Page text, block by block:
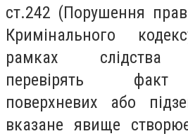
ст.242 (Порушення
Кримінального
рамках слідства
перевірять факт
поверхневих або
вказане явище